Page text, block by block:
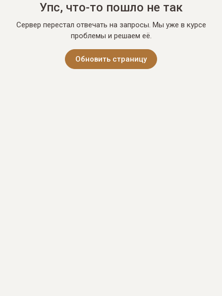
Упс, что-то пошло не так
Сервер перестал отвечать на запросы. Мы уже в курсе
проблемы и решаем её.
Обновить страницу